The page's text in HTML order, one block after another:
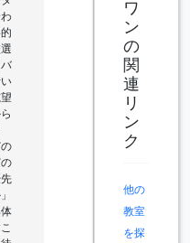
の
ワ
ン
の
関
連
リ
ン
ク
他の
教室
を探